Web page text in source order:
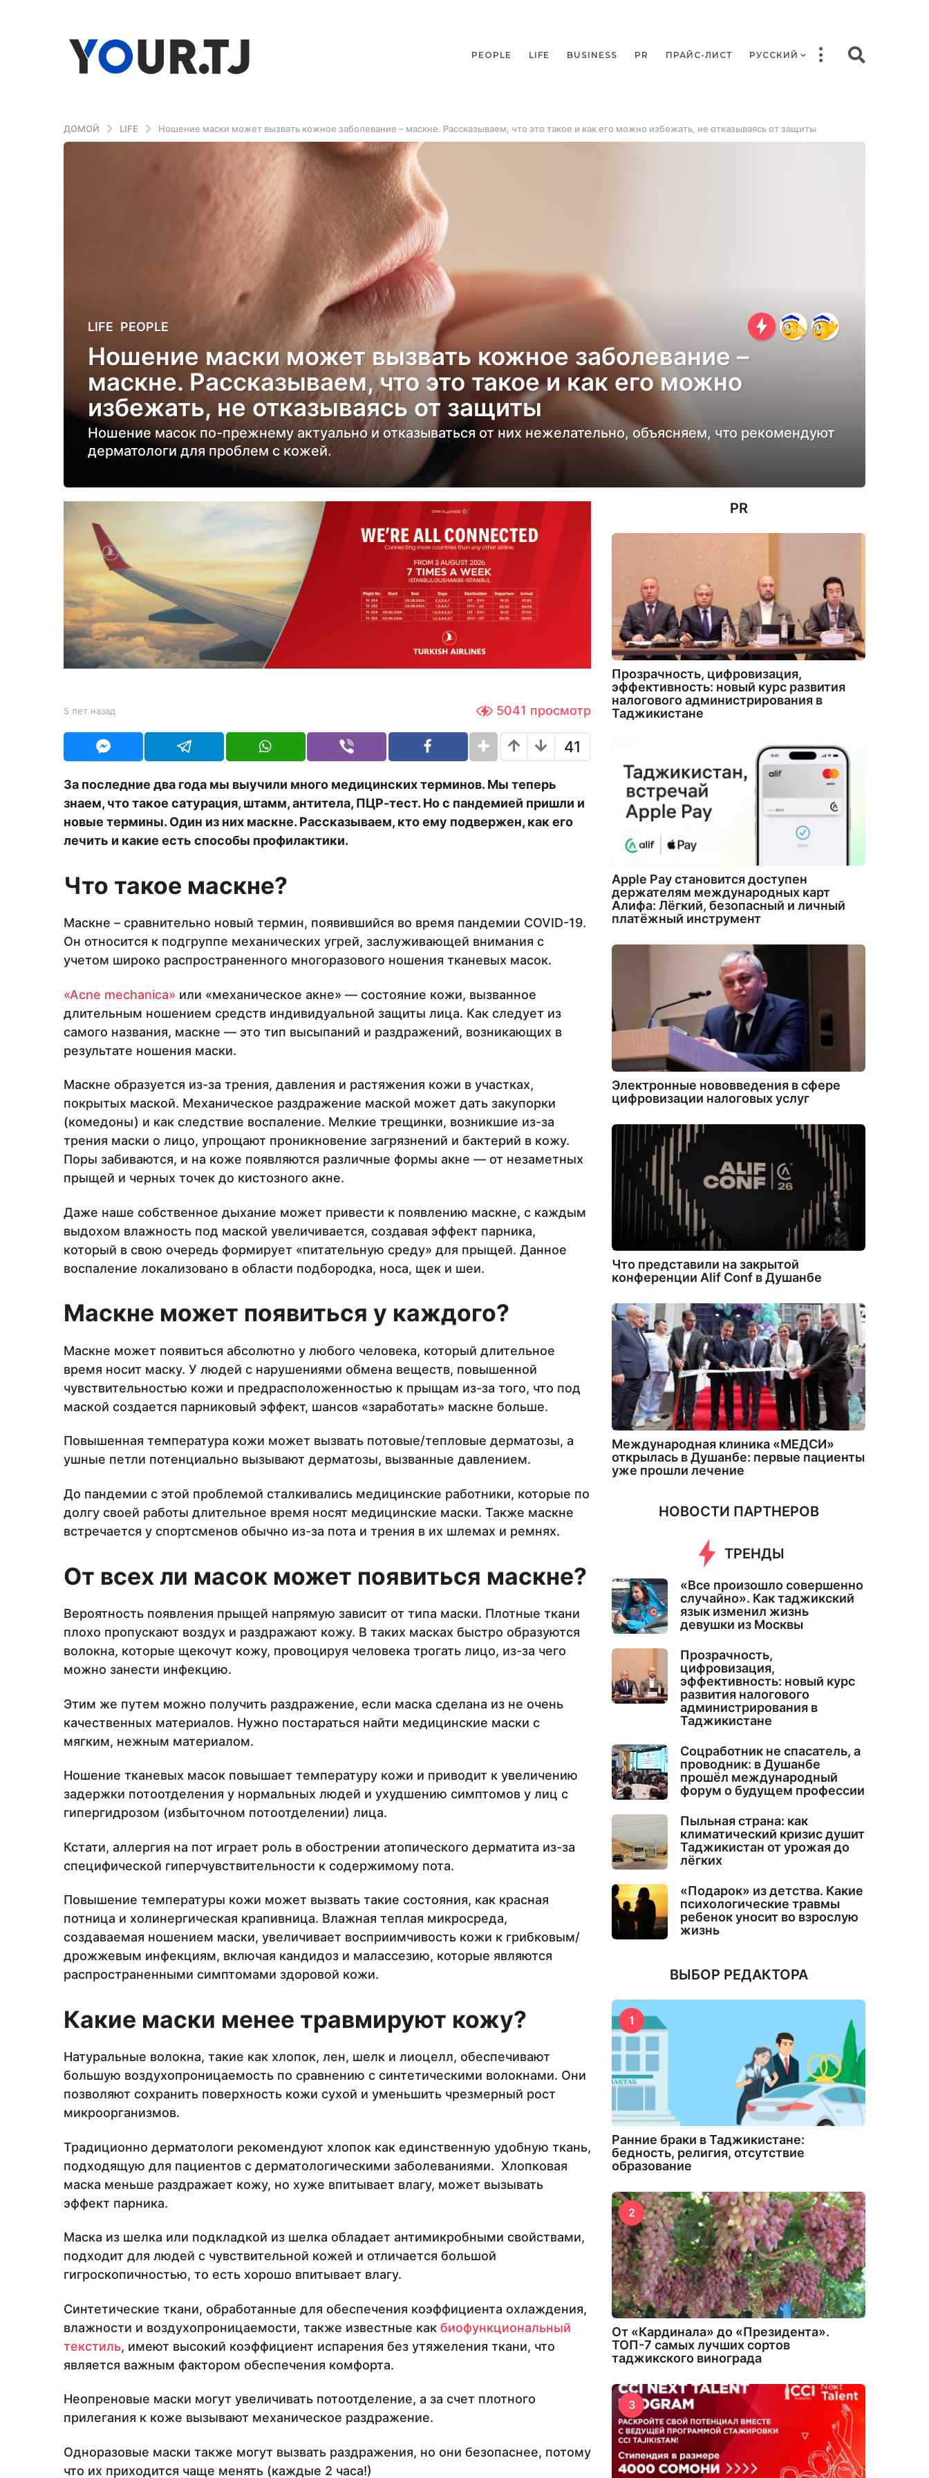
PEOPLE LIFE BUSINESS PR ПРАЙС-ЛИСТ РУССКИЙ
ДОМОЙ LIFE Ношение маски может вызвать кожное заболевание – маскне. Рассказываем, что это такое и как его можно избежать, не отказываясь от защиты
5
е
т
а
з
а
5
е
н
а
з
а
д
LIFE ,PEOPLE
Ношение маски может вызвать кожное заболевание –
маскне. Рассказываем, что это такое и как его можно
избежать, не отказываясь от защиты
Ношение масок по-прежнему актуально и отказываться от них нежелательно, объясняем, что рекомендуют
дерматологи для проблем с кожей.
b
Y
U
R
5 лет назад
н
з
а
5041 просмотр
41
За последние два года мы выучили много медицинских терминов. Мы теперь
знаем, что такое сатурация, штамм, антитела, ПЦР-тест. Но с пандемией пришли и
новые термины. Один из них маскне. Рассказываем, кто ему подвержен, как его
лечить и какие есть способы профилактики.
Что такое маскне?
Маскне – сравнительно новый термин, появившийся во время пандемии COVID-19.
Он относится к подгруппе механических угрей, заслуживающей внимания с
учетом широко распространенного многоразового ношения тканевых масок.
«Acne mechanica» или «механическое акне» — состояние кожи, вызванное
длительным ношением средств индивидуальной защиты лица. Как следует из
самого названия, маскне — это тип высыпаний и раздражений, возникающих в
результате ношения маски.
Маскне образуется из-за трения, давления и растяжения кожи в участках,
покрытых маской. Механическое раздражение маской может дать закупорки
(комедоны) и как следствие воспаление. Мелкие трещинки, возникшие из-за
трения маски о лицо, упрощают проникновение загрязнений и бактерий в кожу.
Поры забиваются, и на коже появляются различные формы акне — от незаметных
прыщей и черных точек до кистозного акне.
Даже наше собственное дыхание может привести к появлению маскне, с каждым
выдохом влажность под маской увеличивается, создавая эффект парника,
который в свою очередь формирует «питательную среду» для прыщей. Данное
воспаление локализовано в области подбородка, носа, щек и шеи.
Маскне может появиться у каждого?
Маскне может появиться абсолютно у любого человека, который длительное
время носит маску. У людей с нарушениями обмена веществ, повышенной
чувствительностью кожи и предрасположенностью к прыщам из-за того, что под
маской создается парниковый эффект, шансов «заработать» маскне больше.
Повышенная температура кожи может вызвать потовые/тепловые дерматозы, а
ушные петли потенциально вызывают дерматозы, вызванные давлением.
До пандемии с этой проблемой сталкивались медицинские работники, которые по
долгу своей работы длительное время носят медицинские маски. Также маскне
встречается у спортсменов обычно из-за пота и трения в их шлемах и ремнях.
От всех ли масок может появиться маскне?
Вероятность появления прыщей напрямую зависит от типа маски. Плотные ткани
плохо пропускают воздух и раздражают кожу. В таких масках быстро образуются
волокна, которые щекочут кожу, провоцируя человека трогать лицо, из-за чего
можно занести инфекцию.
Этим же путем можно получить раздражение, если маска сделана из не очень
качественных материалов. Нужно постараться найти медицинские маски с
мягким, нежным материалом.
Ношение тканевых масок повышает температуру кожи и приводит к увеличению
задержки потоотделения у нормальных людей и ухудшению симптомов у лиц с
гипергидрозом (избыточном потоотделении) лица.
Кстати, аллергия на пот играет роль в обострении атопического дерматита из-за
специфической гиперчувствительности к содержимому пота.
Повышение температуры кожи может вызвать такие состояния, как красная
потница и холинергическая крапивница. Влажная теплая микросреда,
создаваемая ношением маски, увеличивает восприимчивость кожи к грибковым/
дрожжевым инфекциям, включая кандидоз и малассезию, которые являются
распространенными симптомами здоровой кожи.
Какие маски менее травмируют кожу?
Натуральные волокна, такие как хлопок, лен, шелк и лиоцелл, обеспечивают
большую воздухопроницаемость по сравнению с синтетическими волокнами. Они
позволяют сохранить поверхность кожи сухой и уменьшить чрезмерный рост
микроорганизмов.
Традиционно дерматологи рекомендуют хлопок как единственную удобную ткань,
подходящую для пациентов с дерматологическими заболеваниями. Хлопковая
маска меньше раздражает кожу, но хуже впитывает влагу, может вызывать
эффект парника.
Маска из шелка или подкладкой из шелка обладает антимикробными свойствами,
подходит для людей с чувствительной кожей и отличается большой
гигроскопичностью, то есть хорошо впитывает влагу.
Синтетические ткани, обработанные для обеспечения коэффициента охлаждения,
влажности и воздухопроницаемости, также известные как биофункциональный
текстиль, имеют высокий коэффициент испарения без утяжеления ткани, что
является важным фактором обеспечения комфорта.
Неопреновые маски могут увеличивать потоотделение, а за счет плотного
прилегания к коже вызывают механическое раздражение.
Одноразовые маски также могут вызвать раздражения, но они безопаснее, потому
что их приходится чаще менять (каждые 2 часа!)
PR
Прозрачность, цифровизация,
эффективность: новый курс развития
налогового администрирования в
Таджикистане
Apple Pay становится доступен
держателям международных карт
Алифа: Лёгкий, безопасный и личный
платёжный инструмент
Электронные нововведения в сфере
цифровизации налоговых услуг
Что представили на закрытой
конференции Alif Conf в Душанбе
Международная клиника «МЕДСИ»
открылась в Душанбе: первые пациенты
уже прошли лечение
НОВОСТИ ПАРТНЕРОВ
ТРЕНДЫ
«Все произошло совершенно
случайно». Как таджикский
язык изменил жизнь
девушки из Москвы
Прозрачность,
цифровизация,
эффективность: новый курс
развития налогового
администрирования в
Таджикистане
Соцработник не спасатель, а
проводник: в Душанбе
прошёл международный
форум о будущем профессии
Пыльная страна: как
климатический кризис душит
Таджикистан от урожая до
лёгких
«Подарок» из детства. Какие
психологические травмы
ребенок уносит во взрослую
жизнь
ВЫБОР РЕДАКТОРА
1
Ранние браки в Таджикистане:
бедность, религия, отсутствие
образование
2
От «Кардинала» до «Президента».
ТОП-7 самых лучших сортов
таджикского винограда
3